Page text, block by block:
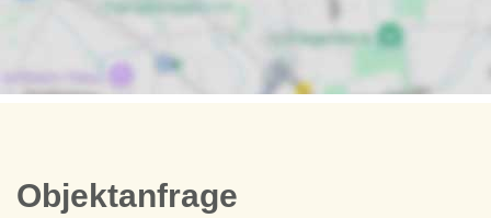
Objektanfrage